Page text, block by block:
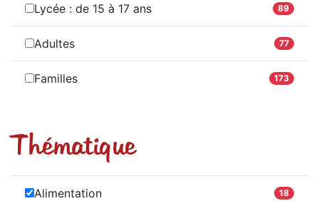
Lycée : de 15 à 17 ans 89
Adultes 77
Familles 173
Thématique
Alimentation 18